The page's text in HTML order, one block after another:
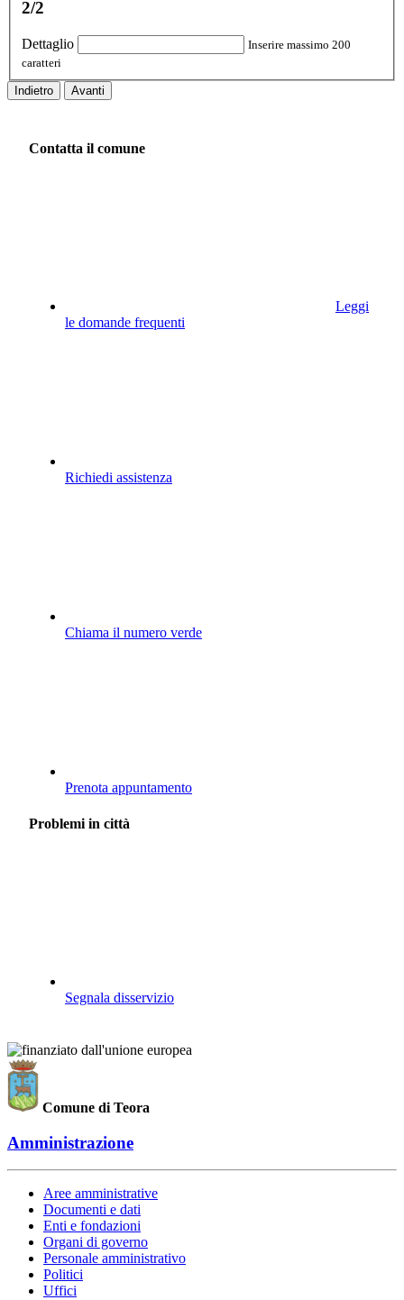
2/2
Dettaglio
Inserire massimo 200
caratteri
Indietro Avanti
Contatta il comune
Leggi
le domande frequenti
Richiedi assistenza
Chiama il numero verde
Prenota appuntamento
Problemi in città
Segnala disservizio
Comune di Teora
Amministrazione
Aree amministrative
Documenti e dati
Enti e fondazioni
Organi di governo
Personale amministrativo
Politici
Uffici